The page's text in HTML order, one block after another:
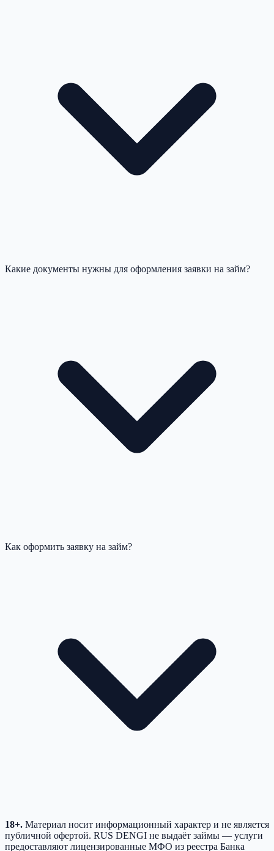
Какие документы нужны для оформления заявки на займ?
Как оформить заявку на займ?
18+. Материал носит информационный характер и не является
публичной офертой. RUS DENGI не выдаёт займы — услуги
предоставляют лицензированные МФО из реестра Банка